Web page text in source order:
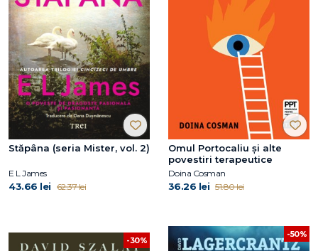
Stăpâna (seria Mister, vol. 2)
E L James
43.66 lei 62.37 lei
Omul Portocaliu și alte
povestiri terapeutice
Doina Cosman
36.26 lei 51.80 lei
-30%
-50%